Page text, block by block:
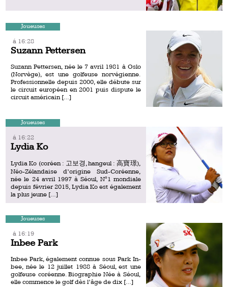
Joueuses
á 16:28
Suzann Pettersen
Suzann Pettersen, née le 7 avril 1981 à Oslo
(Norvège), est une golfeuse norvégienne.
Professionnelle depuis 2000, elle débute sur
le circuit européen en 2001 puis dispute le
circuit américain […]
Joueuses
á 16:22
Lydia Ko
Lydia Ko (coréen : 고보경, hangeul : 高寶璟),
Néo-Zélandaise d’origine Sud-Coréenne,
née le 24 avril 1997 à Séoul, N°1 mondiale
depuis février 2015, Lydia Ko est également
la plus jeune […]
Joueuses
á 16:19
Inbee Park
Inbee Park, également connue sous Park In-
bee, née le 12 juillet 1988 à Séoul, est une
golfeuse coréenne. Biographie Née à Séoul,
elle commence le golf dès l’âge de dix […]